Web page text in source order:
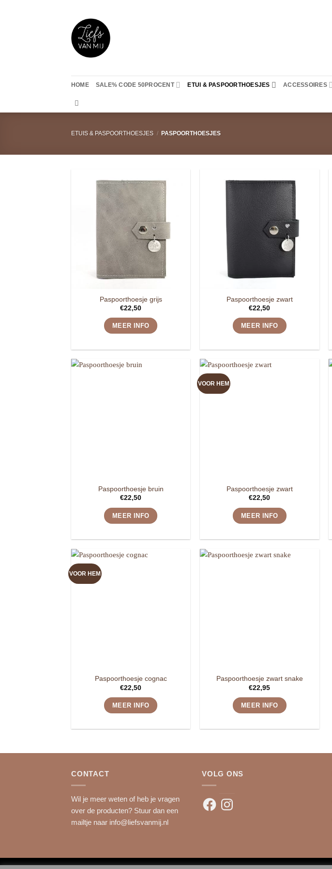
HOME SALE% CODE 50PROCENT ETUI & PASPOORTHOESJES ACCESSOIRES
ETUIS & PASPOORTHOESJES / PASPOORTHOESJES
Paspoorthoesje grijs
€22,50
MEER INFO
Paspoorthoesje zwart
€22,50
MEER INFO
Paspoorthoesje bruin
€22,50
MEER INFO
VOOR HEM
Paspoorthoesje zwart
€22,50
MEER INFO
VOOR HEM
Paspoorthoesje cognac
€22,50
MEER INFO
Paspoorthoesje zwart snake
€22,95
MEER INFO
CONTACT
Wil je meer weten of heb je vragen
over de producten? Stuur dan een
mailtje naar info@liefsvanmij.nl
VOLG ONS
FacebookInstagram